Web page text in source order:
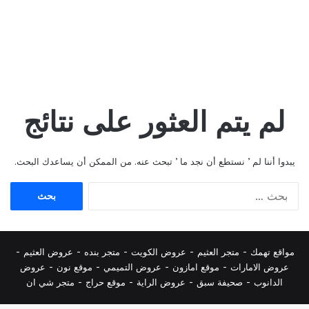
لم يتم العثور على نتائج
يبدوا أننا لم ’ نستطع أن نجد ما ’ تبحث عنه. من الممكن أن يساعدك البحث.
مواقع تهمك - متجر العثيم - عروض الكويت - متجر بنده - عروض العثيم -
عروض الامارات - موقع امازون - عروض التميمي - موقع نون - عروض
الدانوب - صحيفة سبق - عروض الراية - موقع حراج - متجر شي ان